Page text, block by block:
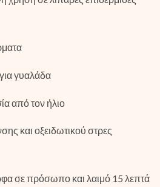
γυαλάδα
από τον ήλιο
και οξειδωτικού στρες
σε πρόσωπο και λαιμό 15 λεπτά